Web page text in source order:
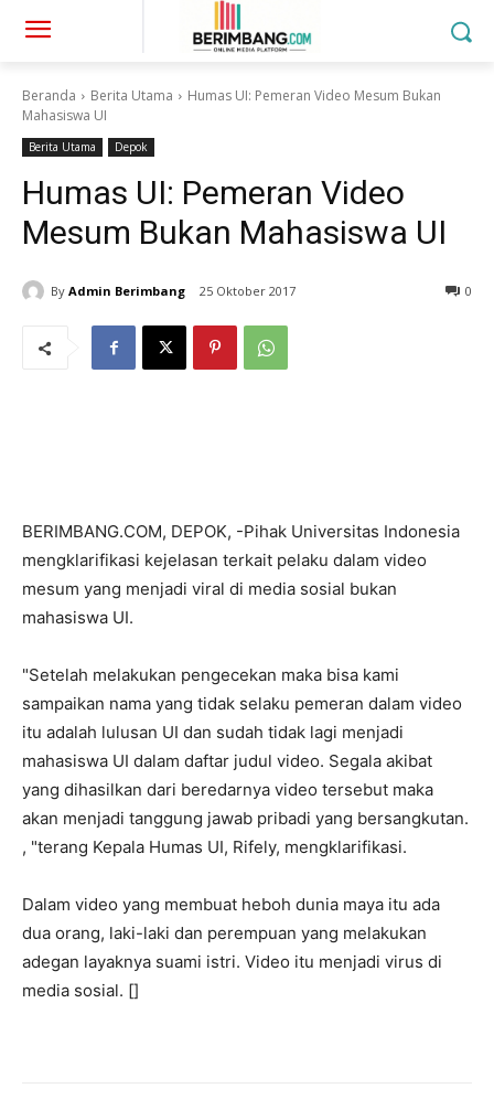
Beranda Berita Utama
Humas UI: Pemeran Video Mesum Bukan
Mahasiswa UI
Berita Utama Depok
Humas UI: Pemeran Video
Mesum Bukan Mahasiswa UI
By Admin Berimbang 25 Oktober 2017 0
BERIMBANG.COM, DEPOK, -Pihak Universitas Indonesia
mengklarifikasi kejelasan terkait pelaku dalam video
mesum yang menjadi viral di media sosial bukan
mahasiswa UI.
"Setelah melakukan pengecekan maka bisa kami
sampaikan nama yang tidak selaku pemeran dalam video
itu adalah lulusan UI dan sudah tidak lagi menjadi
mahasiswa UI dalam daftar judul video. Segala akibat
yang dihasilkan dari beredarnya video tersebut maka
akan menjadi tanggung jawab pribadi yang bersangkutan.
, "terang Kepala Humas UI, Rifely, mengklarifikasi.
Dalam video yang membuat heboh dunia maya itu ada
dua orang, laki-laki dan perempuan yang melakukan
adegan layaknya suami istri. Video itu menjadi virus di
media sosial. []